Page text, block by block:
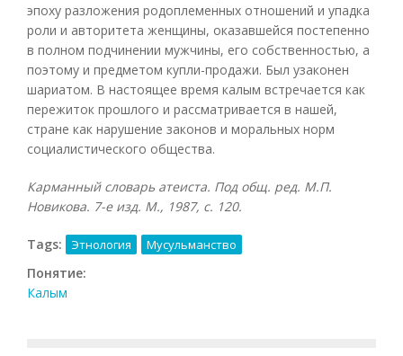
эпоху разложения родоплеменных отношений и упадка
роли и авторитета женщины, оказавшейся постепенно
в полном подчинении мужчины, его собственностью, а
поэтому и предметом купли-продажи. Был узаконен
шариатом. В настоящее время калым встречается как
пережиток прошлого и рассматривается в нашей,
стране как нарушение законов и моральных норм
социалистического общества.
Карманный словарь атеиста. Под общ. ред. М.П.
Новикова. 7-е изд. М., 1987, с. 120.
Tags: Этнология Мусульманство
Понятие:
Калым